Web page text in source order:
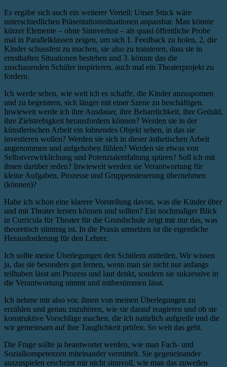
Es ergäbe sich auch ein weiterer Vorteil: Unser Stück wäre
unterschiedlichen Präsentationssituationen anpassbar. Man könnte
kürzer Elemente – ohne Sinnverlust – als quasi öffentliche Probe
mal in Parallelklassen zeigen, um sich 1. Feedback zu holen, 2. die
Kinder schussfest zu machen, sie also zu trainieren, dass sie in
ernsthaften Situationen bestehen und 3. könnte das die
zuschauenden Schüler inspirieren, auch mal ein Theaterprojekt zu
fordern.
Ich werde sehen, wie weit ich es schaffe, die Kinder anzuspornen
und zu begeistern, sich länger mit einer Szene zu beschäftigen.
Inwieweit werde ich ihre Ausdauer, ihre Beharrlichkeit, ihre Geduld,
ihre Zielstrebigkeit herausfordern können? Werden sie in der
künstlerischen Arbeit ein lohnendes Objekt sehen, in das sie
investieren wollen? Werden sie sich in dieser ästhetischen Arbeit
angenommen und aufgehoben fühlen? Werden sie etwas von
Selbstverwirklichung und Potenzialentfaltung spüren? Soll ich mit
ihnen darüber reden? Inwieweit werden sie Verantwortung für
kleine Aufgaben, Prozesse und Gruppensteuerung übernehmen
(können)?
Habe ich schon eine klarere Vorstellung davon, was die Kinder über
und mit Theater lernen können und sollten? Ein nochmaliger Blick
in Curricula für Theater für die Grundschule zeigt mir nur das, was
theoretisch stimmig ist. In die Praxis umsetzen ist die eigentliche
Herausforderung für den Lehrer.
Ich sollte meine Überlegungen den Schülern mitteilen. Wir wissen
ja, das sie besonders gut lernen, wenn man sie nicht nur anfangs
teilhaben lässt am Prozess und laut denkt, sondern sie sukzessive in
die Verantwortung nimmt und mitbestimmen lässt.
Ich nehme mir also vor, ihnen von meinen Überlegungen zu
erzählen und genau zuzuhören, wie sie darauf reagieren und ob sie
konstruktive Vorschläge machen, die ich natürlich aufgreife und die
wir gemeinsam auf ihre Tauglichkeit prüfen. So weit das geht.
Die Frage sollte ja beantwortet werden, wie man Fach- und
Sozialkompetenzen miteinander vermittelt. Sie gegeneinander
auszuspielen erscheint mir nicht sinnvoll, wie man das zuweilen